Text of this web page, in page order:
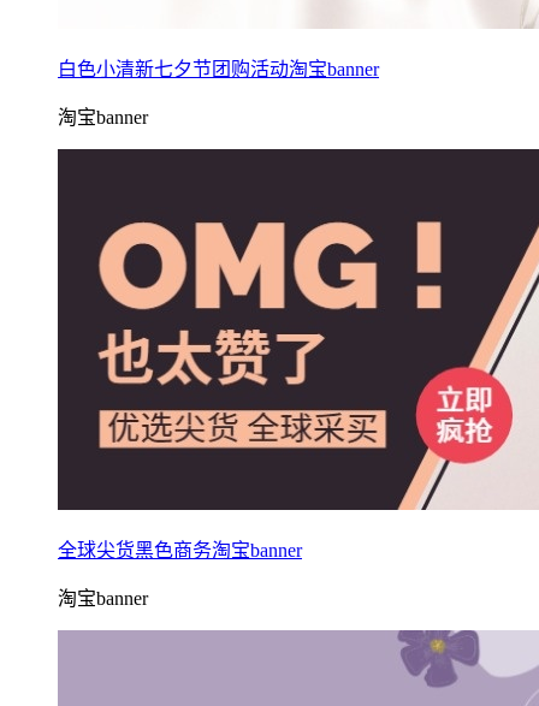
白色小清新七夕节团购活动淘宝banner
淘宝banner
全球尖货黑色商务淘宝banner
淘宝banner